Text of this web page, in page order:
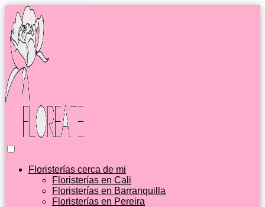
Floristerías cerca de mi
Floristerías en Cali
Floristerías en Barranquilla
Floristerías en Pereira